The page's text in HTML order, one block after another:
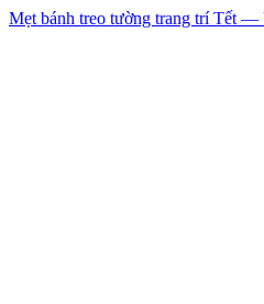
Mẹt bánh treo tường trang trí Tết —